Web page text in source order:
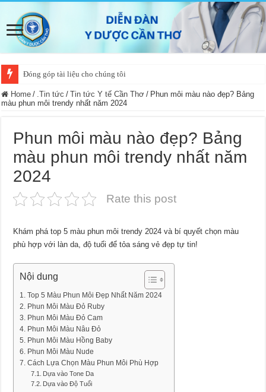
Đóng góp tài liệu cho chúng tôi
Home / .Tin tức / Tin tức Y tế Cần Thơ / Phun môi màu nào đẹp? Bảng
màu phun môi trendy nhất năm 2024
Phun môi màu nào đẹp? Bảng
màu phun môi trendy nhất năm
2024
Rate this post
Khám phá top 5 màu phun môi trendy 2024 và bí quyết chọn màu
phù hợp với làn da, độ tuổi để tỏa sáng vẻ đẹp tự tin!
Nội dung
Top 5 Màu Phun Môi Đẹp Nhất Năm 2024
Phun Môi Màu Đỏ Ruby
Phun Môi Màu Đỏ Cam
Phun Môi Màu Nâu Đỏ
Phun Môi Màu Hồng Baby
Phun Môi Màu Nude
Cách Lựa Chọn Màu Phun Môi Phù Hợp
Dựa vào Tone Da
Dựa vào Độ Tuổi